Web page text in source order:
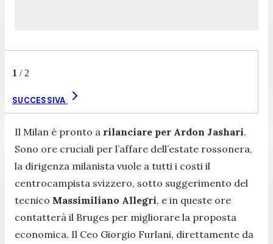
1 / 2
SUCCESSIVA
Il Milan è pronto a rilanciare per Ardon Jashari.
Sono ore cruciali per l’affare dell’estate rossonera,
la dirigenza milanista vuole a tutti i costi il
centrocampista svizzero, sotto suggerimento del
tecnico Massimiliano Allegri, e in queste ore
contatterà il Bruges per migliorare la proposta
economica. Il Ceo Giorgio Furlani, direttamente da